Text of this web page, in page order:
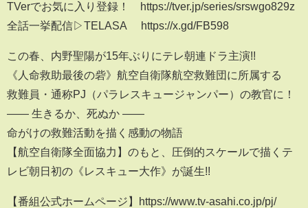
TVerでお気に入り登録！ https://tver.jp/series/srswgo829z
全話一挙配信▷TELASA https://x.gd/FB598
この春、内野聖陽が15年ぶりにテレ朝連ドラ主演!!
《人命救助最後の砦》航空自衛隊航空救難団に所属する
救難員・通称PJ（パラレスキュージャンパー）の教官に！
―― 生きるか、死ぬか ――
命がけの救難活動を描く感動の物語
【航空自衛隊全面協力】のもと、圧倒的スケールで描くテ
レビ朝日初の《レスキュー大作》が誕生!!
【番組公式ホームページ】https://www.tv-asahi.co.jp/pj/